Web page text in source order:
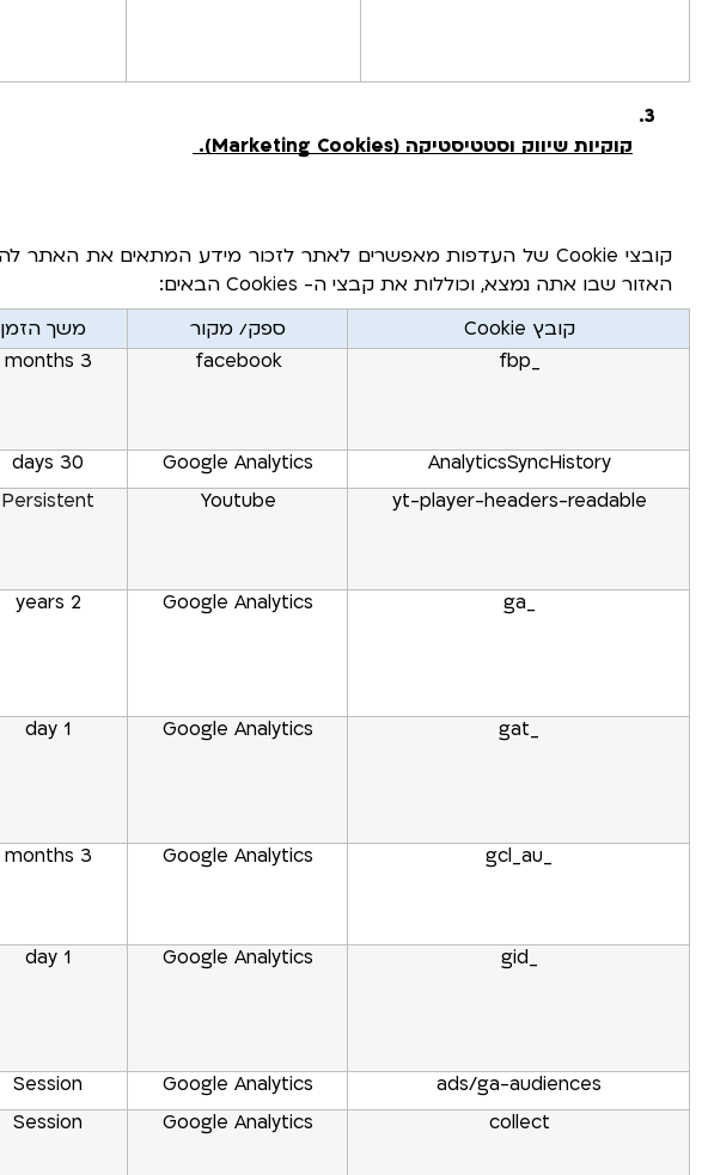
קוקיות שיווק וסטטיסטיקה (Marketing Cookies).
האזור שבו אתה נמצא, וכוללות את קבצי ה- Cookies הבאים:
משך הזמן ספק/ מקור
קובץ Cookie
3 months facebook
30 days Google Analytics
AnalyticsSyncHistory
Persistent Youtube yt-player-headers-readable
2 years Google Analytics
1 day Google Analytics
3 months Google Analytics
1 day Google Analytics
Session Google Analytics
ads/ga-audiences
Session Google Analytics collect